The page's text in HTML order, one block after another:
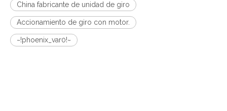
China fabricante de unidad de giro
Accionamiento de giro con motor.
~!phoenix_var0!~